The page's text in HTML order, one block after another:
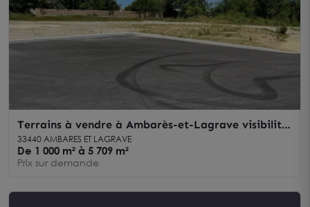
Terrains à vendre à Ambarès-et-Lagrave visibilité
exceptionnelle depuis l'autoroute
33440 AMBARES ET LAGRAVE
De 1 000 m² à 5 709 m²
Prix sur demande